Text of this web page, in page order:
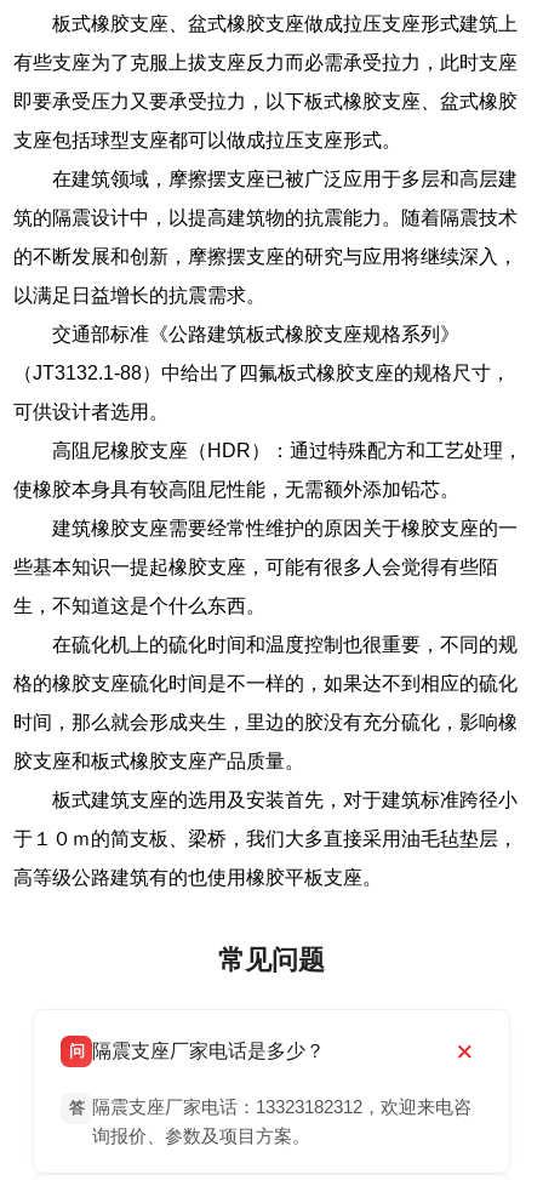
板式橡胶支座、盆式橡胶支座做成拉压支座形式建筑上
有些支座为了克服上拔支座反力而必需承受拉力，此时支座
即要承受压力又要承受拉力，以下板式橡胶支座、盆式橡胶
支座包括球型支座都可以做成拉压支座形式。
在建筑领域，摩擦摆支座已被广泛应用于多层和高层建
筑的隔震设计中，以提高建筑物的抗震能力。随着隔震技术
的不断发展和创新，摩擦摆支座的研究与应用将继续深入，
以满足日益增长的抗震需求。
交通部标准《公路建筑板式橡胶支座规格系列》
（JT3132.1-88）中给出了四氟板式橡胶支座的规格尺寸，
可供设计者选用。
高阻尼橡胶支座（HDR）：通过特殊配方和工艺处理，
使橡胶本身具有较高阻尼性能，无需额外添加铅芯。
建筑橡胶支座需要经常性维护的原因关于橡胶支座的一
些基本知识一提起橡胶支座，可能有很多人会觉得有些陌
生，不知道这是个什么东西。
在硫化机上的硫化时间和温度控制也很重要，不同的规
格的橡胶支座硫化时间是不一样的，如果达不到相应的硫化
时间，那么就会形成夹生，里边的胶没有充分硫化，影响橡
胶支座和板式橡胶支座产品质量。
板式建筑支座的选用及安装首先，对于建筑标准跨径小
于１０ｍ的简支板、梁桥，我们大多直接采用油毛毡垫层，
高等级公路建筑有的也使用橡胶平板支座。
常见问题
问 隔震支座厂家电话是多少？
答 隔震支座厂家电话：13323182312，欢迎来电咨
询报价、参数及项目方案。